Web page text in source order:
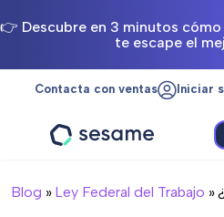
👉 Descubre en 3 minutos
te escape el
Contacta con ventas Iniciar
Blog » Ley Federal del Trabajo »